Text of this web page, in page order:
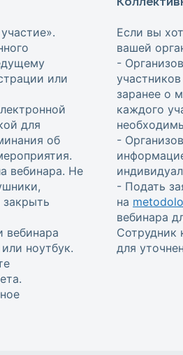
или
для
об
вебинара. Не
вебинара
ноутбук.
Если вы
вашей
-
заранее о
каждого
-
- Подать
на
вебинара
Сотрудник
для